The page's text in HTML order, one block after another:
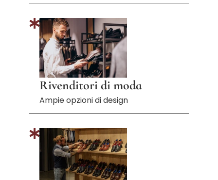
Rivenditori di moda
Ampie opzioni di design